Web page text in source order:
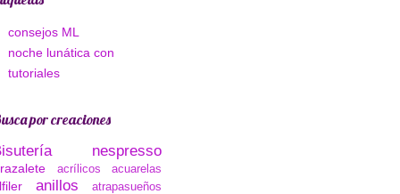
consejos ML
noche lunática con
tutoriales
por creaciones
nespresso
acrílicos acuarelas
anillos atrapasueños